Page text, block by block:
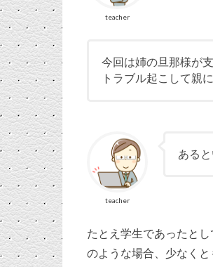
teacher
今回は姉の旦那様が
トラブル起こして親
teacher
ある
たとえ学生であったと
のような場合、少なく